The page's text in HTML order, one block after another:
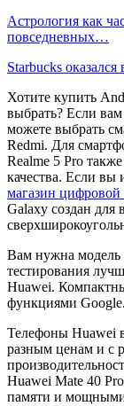
Астрология как
повседневных…
Starbucks
Хотите купить
выбрать? Если
можете выбрать
Redmi. Для
Realme 5 Pro
качества. Если вы
магазин цифровой
Galaxy создан для
Вам нужна модель
тестирования
Huawei.
функциями Google.
Телефоны Huawei
разным ценам и с
Huawei Mate 40
памяти и